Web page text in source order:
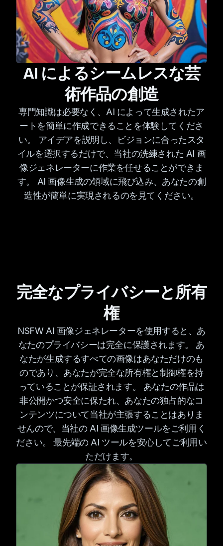
AI によるシームレスな芸
術作品の創造
専門知識は必要なく、AI によって生成されたア
ートを簡単に作成できることを体験してくださ
い。 アイデアを説明し、ビジョンに合ったスタ
イルを選択するだけで、当社の洗練された AI 画
像ジェネレーターに作業を任せることができま
す。 AI 画像生成の領域に飛び込み、あなたの創
造性が簡単に実現されるのを見てください。
完全なプライバシーと所有
権
NSFW AI 画像ジェネレーターを使用すると、あ
なたのプライバシーは完全に保護されます。 あ
なたが生成するすべての画像はあなただけのも
のであり、あなたが完全な所有権と制御権を持
っていることが保証されます。 あなたの作品は
非公開かつ安全に保たれ、あなたの独占的なコ
ンテンツについて当社が主張することはありま
せんので、当社の AI 画像生成ツールをご利用く
ださい。 最先端の AI ツールを安心してご利用い
ただけます。